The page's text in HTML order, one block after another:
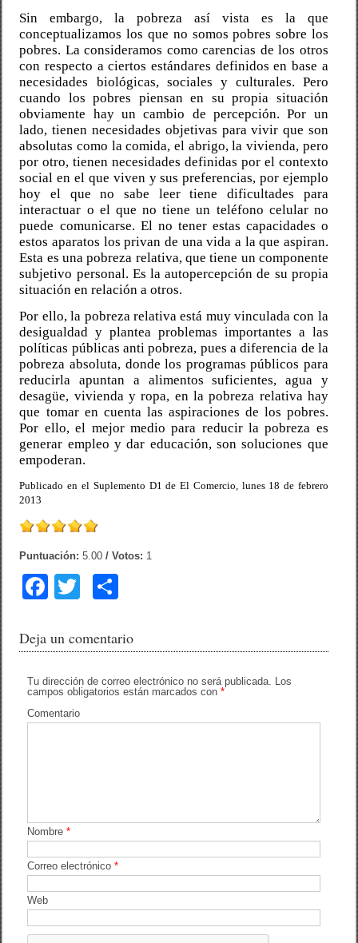
Sin embargo, la pobreza así vista es la que
conceptualizamos los que no somos pobres sobre los
pobres. La consideramos como carencias de los otros
con respecto a ciertos estándares definidos en base a
necesidades biológicas, sociales y culturales. Pero
cuando los pobres piensan en su propia situación
obviamente hay un cambio de percepción. Por un
lado, tienen necesidades objetivas para vivir que son
absolutas como la comida, el abrigo, la vivienda, pero
por otro, tienen necesidades definidas por el contexto
social en el que viven y sus preferencias, por ejemplo
hoy el que no sabe leer tiene dificultades para
interactuar o el que no tiene un teléfono celular no
puede comunicarse. El no tener estas capacidades o
estos aparatos los privan de una vida a la que aspiran.
Esta es una pobreza relativa, que tiene un componente
subjetivo personal. Es la autopercepción de su propia
situación en relación a otros.
Por ello, la pobreza relativa está muy vinculada con la
desigualdad y plantea problemas importantes a las
políticas públicas anti pobreza, pues a diferencia de la
pobreza absoluta, donde los programas públicos para
reducirla apuntan a alimentos suficientes, agua y
desagüe, vivienda y ropa, en la pobreza relativa hay
que tomar en cuenta las aspiraciones de los pobres.
Por ello, el mejor medio para reducir la pobreza es
generar empleo y dar educación, son soluciones que
empoderan.
Publicado en el Suplemento D1 de El Comercio, lunes 18 de febrero
2013
Puntuación:5.00 / Votos: 1
F
c
b
o
tt
m
ar
Deja un comentario
Tu dirección de correo electrónico no será publicada.
Los
campos obligatorios están marcados con*
Comentario
Nombre*
Correo electrónico*
Web